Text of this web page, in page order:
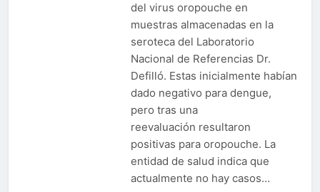
del virus oropouche en
muestras almacenadas en la
seroteca del Laboratorio
Nacional de Referencias Dr.
Defilló. Estas inicialmente habían
dado negativo para dengue,
pero tras una
reevaluación resultaron
positivas para oropouche. La
entidad de salud indica que
actualmente no hay casos…